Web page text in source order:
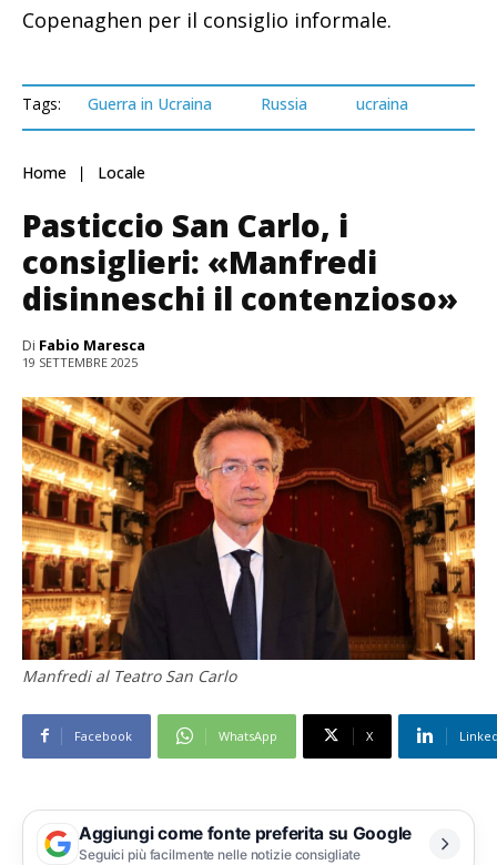
Copenaghen per il consiglio informale.
Tags: Guerra in Ucraina Russia ucraina
Home Locale
Pasticcio San Carlo, i
consiglieri: «Manfredi
disinneschi il contenzioso»
Di Fabio Maresca
19 SETTEMBRE 2025
Manfredi al Teatro San Carlo
Facebook WhatsApp X
Aggiungi come fonte preferita su Google
Seguici più facilmente nelle notizie consigliate